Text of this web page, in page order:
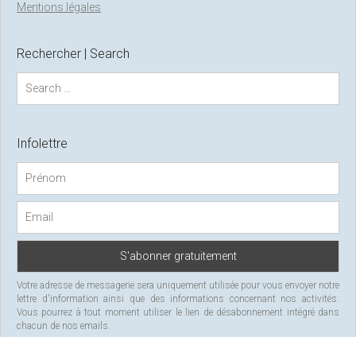
Mentions légales
Rechercher | Search
a
c
r
Infolettre
Votre adresse de messagerie sera uniquement utilisée pour vous envoyer notre
lettre d'information ainsi que des informations concernant nos activités.
Vous pourrez à tout moment utiliser le lien de désabonnement intégré dans
chacun de nos emails.